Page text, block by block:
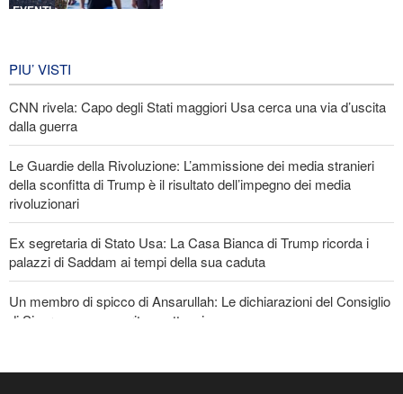
EVENTI
EVENTI
PIU’ VISTI
CNN rivela: Capo degli Stati maggiori Usa cerca una via d’uscita
dalla guerra
Le Guardie della Rivoluzione: L’ammissione dei media stranieri
della sconfitta di Trump è il risultato dell’impegno dei media
rivoluzionari
Ex segretaria di Stato Usa: La Casa Bianca di Trump ricorda i
palazzi di Saddam ai tempi della sua caduta
Un membro di spicco di Ansarullah: Le dichiarazioni del Consiglio
di Sicurezza non meritano attenzione
abbracciare la vera fratellanza